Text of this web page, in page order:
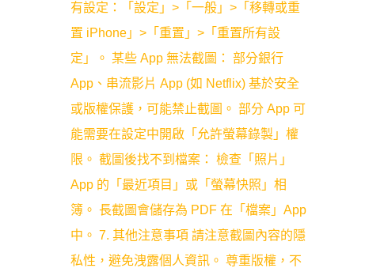
有設定：「設定」>「一般」>「移轉或重
置 iPhone」>「重置」>「重置所有設
定」。 某些 App 無法截圖： 部分銀行
App、串流影片 App (如 Netflix) 基於安全
或版權保護，可能禁止截圖。 部分 App 可
能需要在設定中開啟「允許螢幕錄製」權
限。 截圖後找不到檔案： 檢查「照片」
App 的「最近項目」或「螢幕快照」相
簿。 長截圖會儲存為 PDF 在「檔案」App
中。 7. 其他注意事項 請注意截圖內容的隱
私性，避免洩露個人資訊。 尊重版權，不